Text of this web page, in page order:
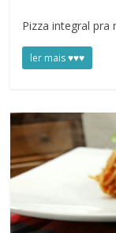
Pizza integral pra
ler mais ♥♥♥